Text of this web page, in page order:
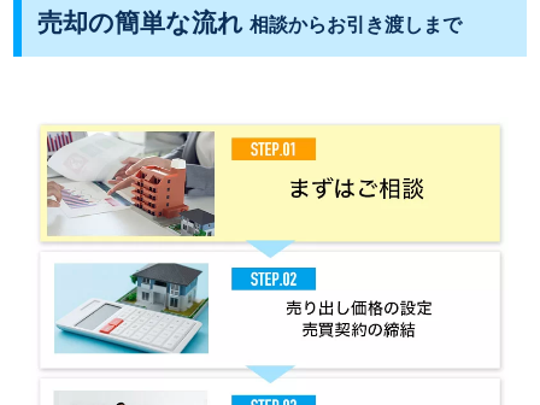
売却の簡単な流れ 相談からお引き渡しまで